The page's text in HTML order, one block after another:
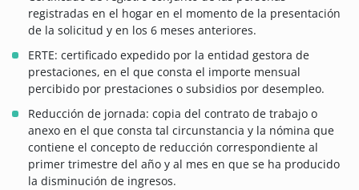
registradas en el hogar en el momento de la presentación
de la solicitud y en los 6 meses anteriores.
ERTE: certificado expedido por la entidad gestora de
prestaciones, en el que consta el importe mensual
percibido por prestaciones o subsidios por desempleo.
Reducción de jornada: copia del contrato de trabajo o
anexo en el que consta tal circunstancia y la nómina que
contiene el concepto de reducción correspondiente al
primer trimestre del año y al mes en que se ha producido
la disminución de ingresos.